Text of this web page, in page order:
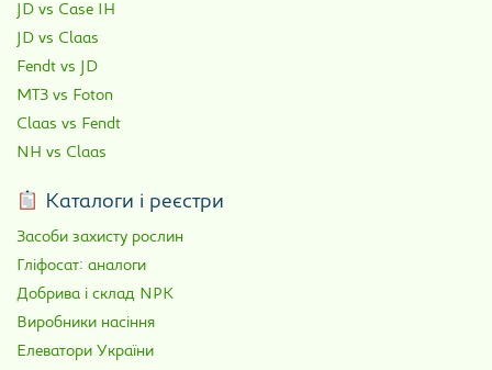
JD vs Case IH
JD vs Claas
Fendt vs JD
МТЗ vs Foton
Claas vs Fendt
NH vs Claas
Каталоги і реєстри
Засоби захисту рослин
Гліфосат: аналоги
Добрива і склад NPK
Виробники насіння
Елеватори України